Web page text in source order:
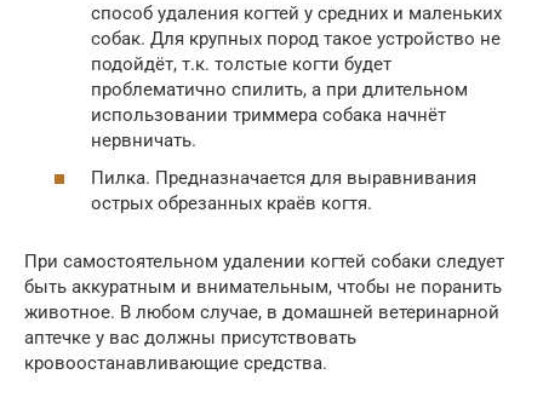
способ удаления когтей у средних и маленьких
собак. Для крупных пород такое устройство не
подойдёт, т.к. толстые когти будет
проблематично спилить, а при длительном
использовании триммера собака начнёт
нервничать.
Пилка. Предназначается для выравнивания
острых обрезанных краёв когтя.
При самостоятельном удалении когтей собаки следует
быть аккуратным и внимательным, чтобы не поранить
животное. В любом случае, в домашней ветеринарной
аптечке у вас должны присутствовать
кровоостанавливающие средства.